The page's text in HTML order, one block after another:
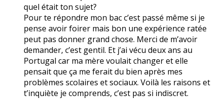
quel était ton sujet?
Pour te répondre mon bac c’est passé même si je
pense avoir foirer mais bon une expérience ratée
peut pas donner grand chose. Merci de m’avoir
demander, c’est gentil. Et j’ai vécu deux ans au
Portugal car ma mère voulait changer et elle
pensait que ça me ferait du bien après mes
problèmes scolaires et sociaux. Voilà les raisons et
t’inquiète je comprends, c’est pas si indiscret.